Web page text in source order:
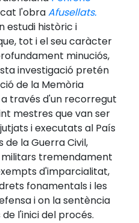
l'obraAfusellats.
estudi històric i
tot i el seu caràcter
minuciós,
investigació pretén
de la Memòria
través d'un recorregut
mestres que van ser
i executats al País
la Guerra Civil,
tremendament
d'imparcialitat,
fonamentals i les
i on la sentència
l'inici del procés.